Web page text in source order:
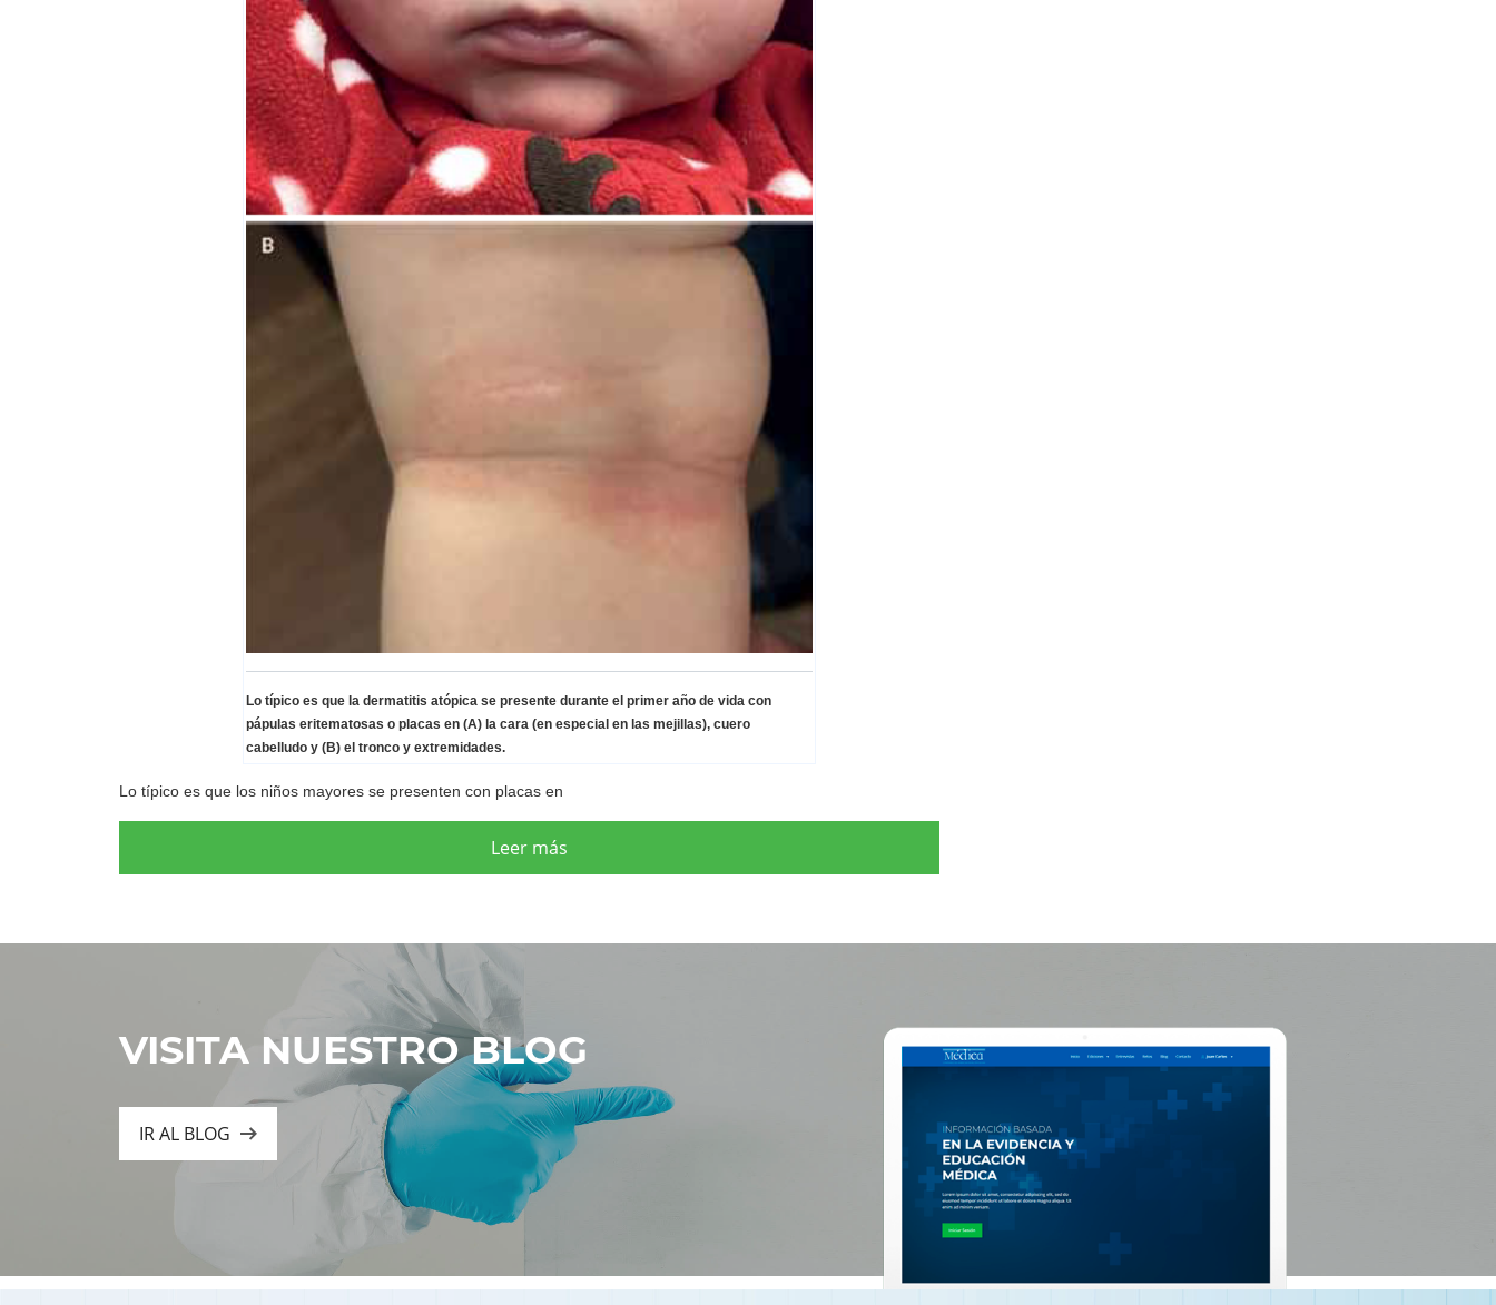
Lo típico es que la dermatitis atópica se presente durante el primer año de vida con
pápulas eritematosas o placas en (A) la cara (en especial en las mejillas), cuero
cabelludo y (B) el tronco y extremidades.
Lo típico es que los niños mayores se presenten con placas en
Leer más
VISITA NUESTRO BLOG
IR AL BLOG